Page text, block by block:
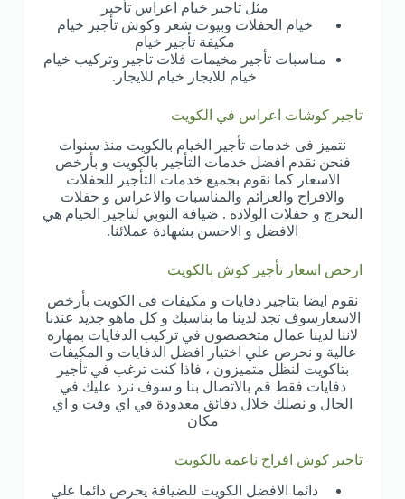
مثل تاجير خيام اعراس تأجير
خيام الحفلات وبيوت شعر وكوش تأجير خيام
مكيفة تأجير خيام
مناسبات تأجير مخيمات فلات تاجير وتركيب خيام
خيام للايجار خيام للايجار.
تاجير كوشات اعراس في الكويت
نتميز فى خدمات تأجير الخيام بالكويت منذ سنوات
فنحن نقدم افضل خدمات التأجير بالكويت و بأرخص
الاسعار كما نقوم بجميع خدمات التأجير للحفلات
والافراح والعزائم والمناسبات والاعراس و حفلات
التخرج و حفلات الولادة . ضيافة النوبي لتاجير الخيام هي
الافضل و الاحسن بشهادة عملائنا.
ارخص اسعار تأجير كوش بالكويت
نقوم ايضا بتاجير دفايات و مكيفات فى الكويت بأرخص
الاسعارسوف تجد لدينا ما بناسبك و كل ماهو جديد عندنا
لاننا لدينا عمال متخصصون في تركيب الدفايات بمهاره
عالية و نحرص علي اختيار افضل الدفايات و المكيفات
بتاكويت لنظل متميزون ، فاذا كنت ترغب في تأجير
دفايات فقط قم بالاتصال بنا و سوف نرد عليك في
الحال و نصلك خلال دقائق معدودة في اي وقت و اي
مكان
تاجير كوش افراح ناعمه بالكويت
دائما الافضل الكويت للضيافة يحرص دائما علي